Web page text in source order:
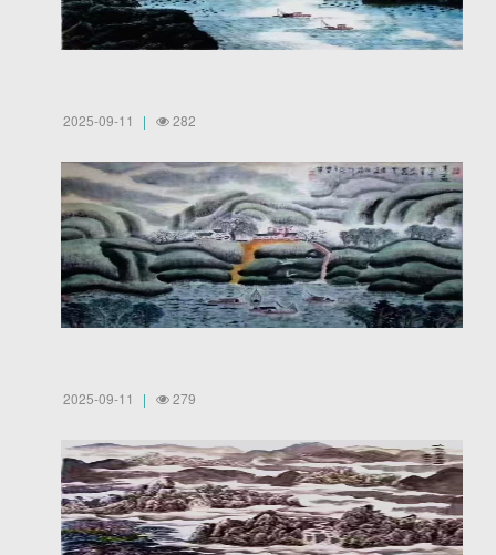
2025-09-11 282
2025-09-11 279